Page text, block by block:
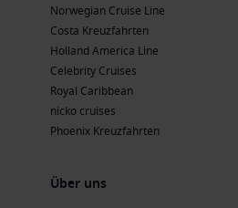
Norwegian Cruise Line
Costa Kreuzfahrten
Holland America Line
Celebrity Cruises
Royal Caribbean
nicko cruises
Phoenix Kreuzfahrten
Über uns